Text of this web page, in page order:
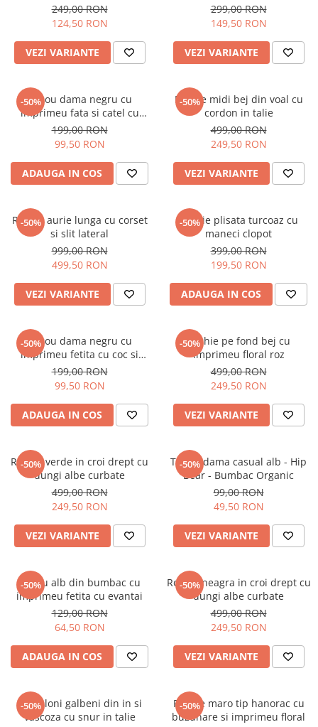
249,00 RON
124,50 RON
VEZI VARIANTE
299,00 RON
149,50 RON
VEZI VARIANTE
-50%
Tricou dama negru cu
imprimeu fata si catel cu
ochelari
199,00 RON
99,50 RON
ADAUGA IN COS
-50%
Rochie midi bej din voal cu
cordon in talie
499,00 RON
249,50 RON
VEZI VARIANTE
-50%
Rochie aurie lunga cu corset
si slit lateral
999,00 RON
499,50 RON
VEZI VARIANTE
-50%
Rochie plisata turcoaz cu
maneci clopot
399,00 RON
199,50 RON
ADAUGA IN COS
-50%
Tricou dama negru cu
imprimeu fetita cu coc si
ochelari albastrii
199,00 RON
99,50 RON
ADAUGA IN COS
-50%
Rochie pe fond bej cu
imprimeu floral roz
499,00 RON
249,50 RON
VEZI VARIANTE
-50%
Rochie verde in croi drept cu
dungi albe curbate
499,00 RON
249,50 RON
VEZI VARIANTE
-50%
Tricou dama casual alb - Hip
Bear - Bumbac Organic
99,00 RON
49,50 RON
VEZI VARIANTE
-50%
Tricou alb din bumbac cu
imprimeu fetita cu evantai
129,00 RON
64,50 RON
ADAUGA IN COS
-50%
Rochie neagra in croi drept cu
dungi albe curbate
499,00 RON
249,50 RON
VEZI VARIANTE
-50%
Pantaloni galbeni din in si
vascoza cu snur in talie
-50%
Rochie maro tip hanorac cu
buzunare si imprimeu floral